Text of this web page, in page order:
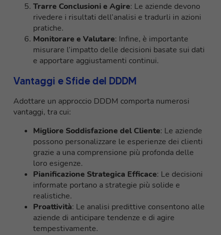
Trarre Conclusioni e Agire: Le aziende devono
rivedere i risultati dell’analisi e tradurli in azioni
pratiche.
Monitorare e Valutare: Infine, è importante
misurare l’impatto delle decisioni basate sui dati
e apportare aggiustamenti continui.
Vantaggi e Sfide del DDDM
Adottare un approccio DDDM comporta numerosi
vantaggi, tra cui:
Migliore Soddisfazione del Cliente: Le aziende
possono personalizzare le esperienze dei clienti
grazie a una comprensione più profonda delle
loro esigenze.
Pianificazione Strategica Efficace: Le decisioni
informate portano a strategie più solide e
realistiche.
Proattività: Le analisi predittive consentono alle
aziende di anticipare tendenze e di agire
tempestivamente.